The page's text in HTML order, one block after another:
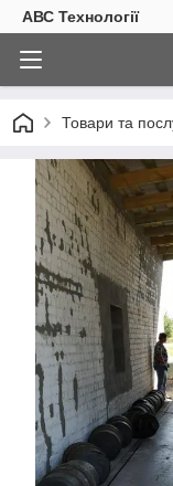
АВС Технології
Товари та